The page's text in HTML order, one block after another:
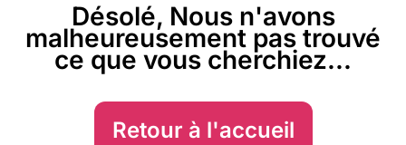
Désolé, Nous n'avons
malheureusement pas trouvé
ce que vous cherchiez...
Retour à l'accueil